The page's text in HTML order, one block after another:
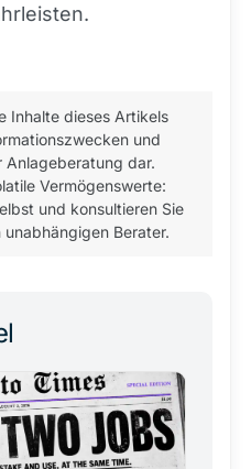
Inhalte dieses Artikels
und
Anlageberatung dar.
Vermögenswerte:
und konsultieren Sie
Berater.